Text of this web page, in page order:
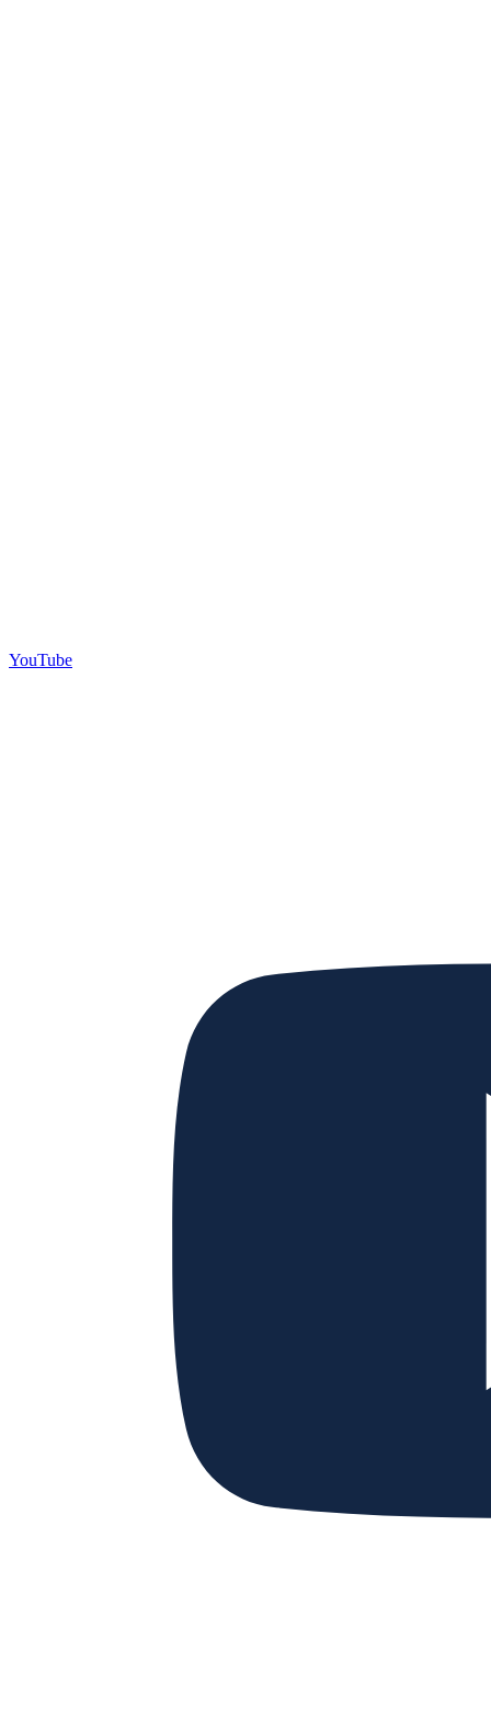
YouTube